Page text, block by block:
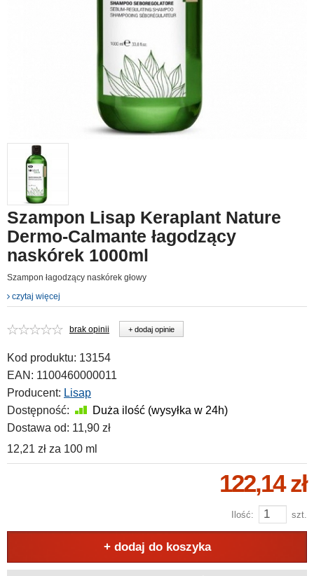
Szampon Lisap Keraplant Nature
Dermo-Calmante łagodzący
naskórek 1000ml
Szampon łagodzący naskórek głowy
czytaj więcej
brak opinii + dodaj opinie
Kod produktu: 13154
EAN: 1100460000011
Producent: Lisap
Dostępność:
Duża ilość (wysyłka w 24h)
Dostawa od: 11,90 zł
12,21 zł za 100 ml
122,14 zł
Ilość: szt.
+ dodaj do koszyka